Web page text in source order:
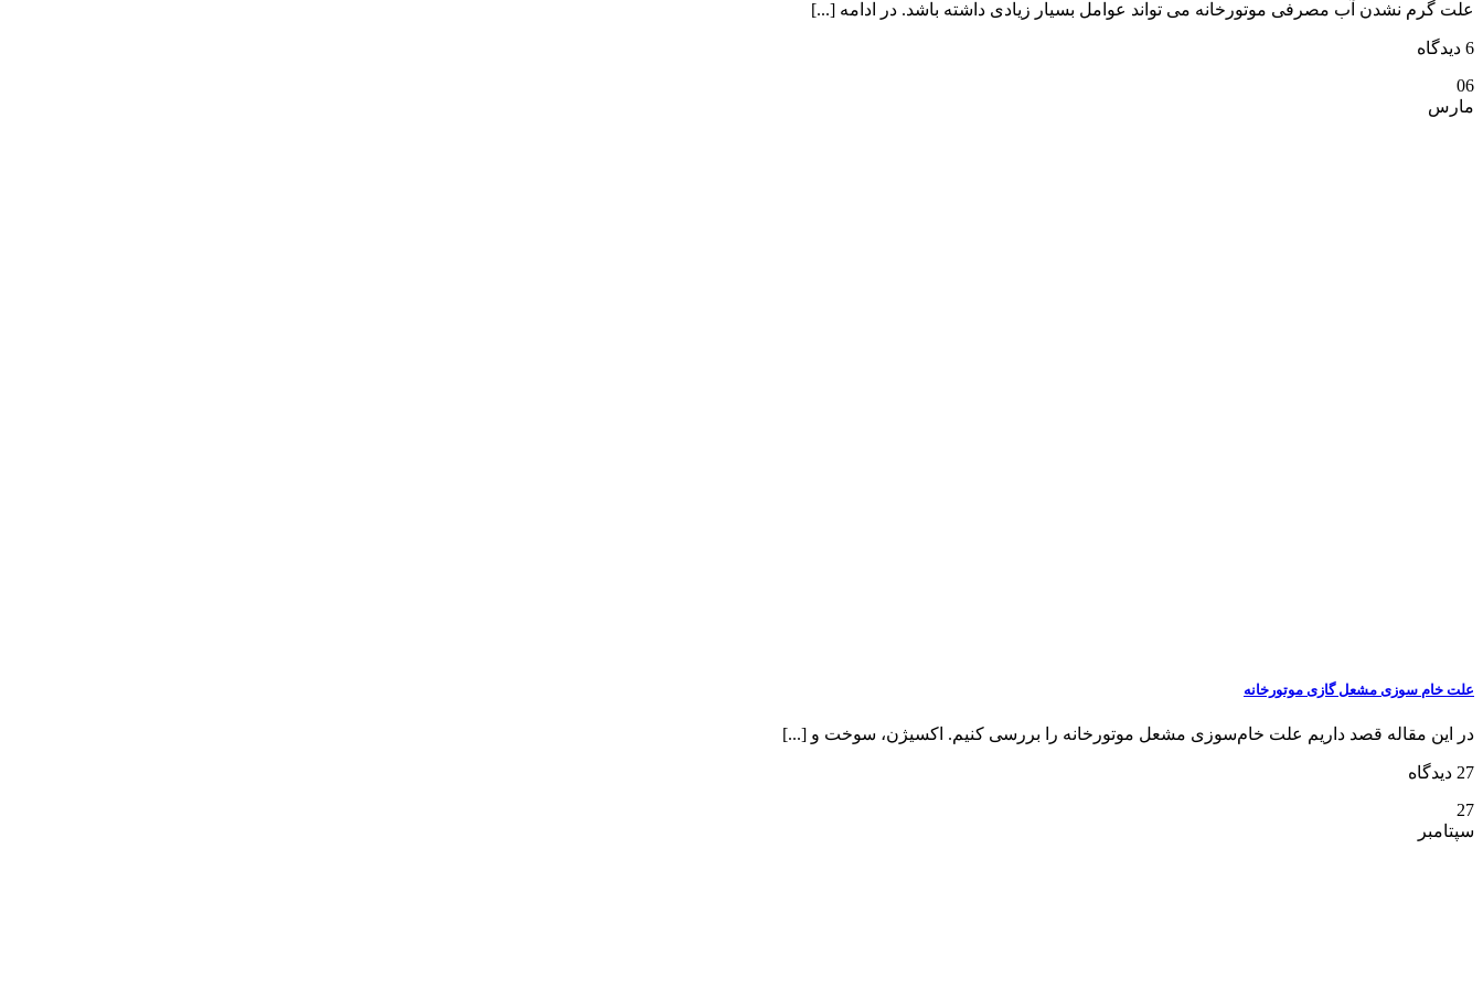
علت گرم نشدن آب مصرفی موتورخانه می تواند عوامل بسیار زیادی داشته باشد. در ادامه [...]
6 دیدگاه
06
مارس
علت خام سوزی مشعل گازی موتورخانه
در این مقاله قصد داریم علت خام‌سوزی مشعل موتورخانه را بررسی کنیم. اکسیژن، سوخت و [...]
27 دیدگاه
27
سپتامبر